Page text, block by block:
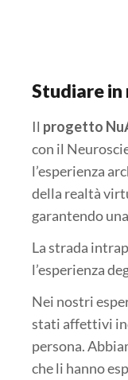
Studiare in
Il progetto
con il
l’esperienza
della realtà
garantendo
La strada
l’esperienza
Nei nostri
stati affettivi
persona.
che li hanno